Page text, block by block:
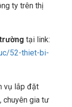
ty trên thị
tại link:
52-thiet-bi-
vụ lắp đặt
chuyên gia tư